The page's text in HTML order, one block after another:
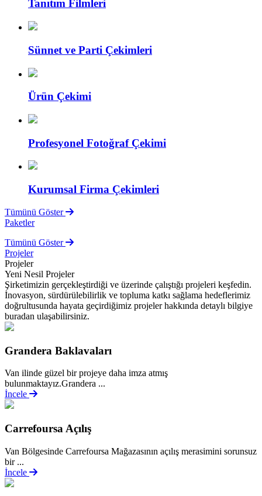
Tanıtım Filmleri
Sünnet ve Parti Çekimleri
Ürün Çekimi
Profesyonel Fotoğraf Çekimi
Kurumsal Firma Çekimleri
Tümünü Göster
Paketler
Tümünü Göster
Projeler
Projeler
Yeni Nesil Projeler
Şirketimizin gerçekleştirdiği ve üzerinde çalıştığı projeleri keşfedin.
İnovasyon, sürdürülebilirlik ve topluma katkı sağlama hedeflerimiz
doğrultusunda hayata geçirdiğimiz projeler hakkında detaylı bilgiye
buradan ulaşabilirsiniz.
Grandera Baklavaları
Van ilinde güzel bir projeye daha imza atmış
bulunmaktayız.Grandera ...
İncele
Carrefoursa Açılış
Van Bölgesinde Carrefoursa Mağazasının açılış merasimini sorunsuz
bir ...
İncele